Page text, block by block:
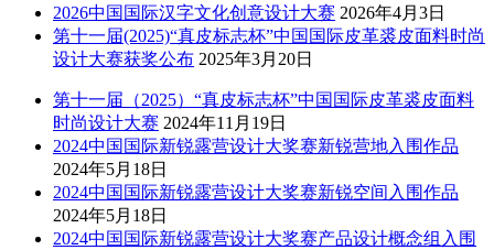
2026中国国际汉字文化创意设计大赛 2026年4月3日
第十一届(2025)“真皮标志杯”中国国际皮革裘皮面料时尚
设计大赛获奖公布 2025年3月20日
第十一届（2025）“真皮标志杯”中国国际皮革裘皮面料
时尚设计大赛 2024年11月19日
2024中国国际新锐露营设计大奖赛新锐营地入围作品
2024年5月18日
2024中国国际新锐露营设计大奖赛新锐空间入围作品
2024年5月18日
2024中国国际新锐露营设计大奖赛产品设计概念组入围